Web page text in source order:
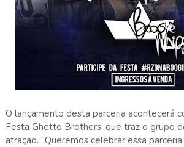
O lançamento desta parceria acontecerá
Festa Ghetto Brothers, que traz o grupo
atração. “Queremos celebrar essa